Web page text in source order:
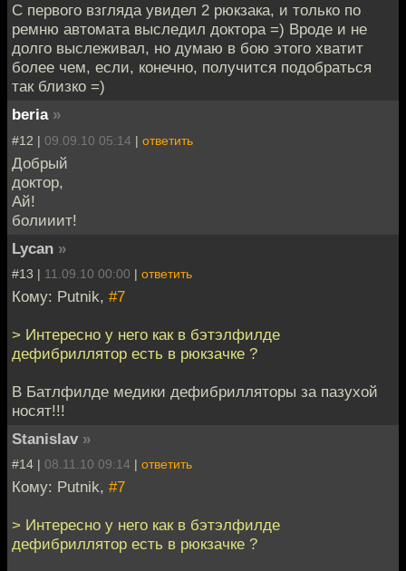
С первого взгляда увидел 2 рюкзака, и только по
ремню автомата выследил доктора =) Вроде и не
долго выслеживал, но думаю в бою этого хватит
более чем, если, конечно, получится подобраться
так близко =)
beria »
#12 | 09.09.10 05:14 | ответить
Добрый
доктор,
Ай!
болииит!
Lycan »
#13 | 11.09.10 00:00 | ответить
Кому: Putnik, #7
> Интересно у него как в бэтэлфилде
дефибриллятор есть в рюкзачке ?
В Батлфилде медики дефибрилляторы за пазухой
носят!!!
Stanislav »
#14 | 08.11.10 09:14 | ответить
Кому: Putnik, #7
> Интересно у него как в бэтэлфилде
дефибриллятор есть в рюкзачке ?